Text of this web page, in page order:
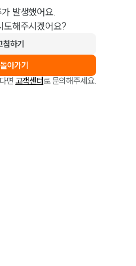
발생했어요.
도해주시겠어요?
침하기
아가기
면 고객센터로 문의해주세요.